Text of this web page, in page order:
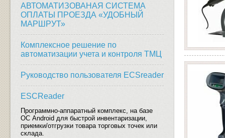
АВТОМАТИЗОВАНАЯ СИСТЕМА
ОПЛАТЫ ПРОЕЗДА «УДОБНЫЙ
МАРШРУТ»
Комплексное решение по
автоматизации учета и контроля ТМЦ
Руководство пользователя ECSreader
ESCReader
Программно-аппаратный комплекс, на базе
ОС Android для быстрой инвентаризации,
приемки/отгрузки товара торговых точек или
склада.